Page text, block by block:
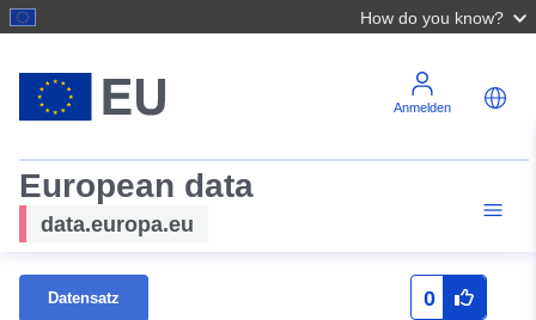
How do you know?
Anmelden
European data
data.europa.eu
Datensatz 0